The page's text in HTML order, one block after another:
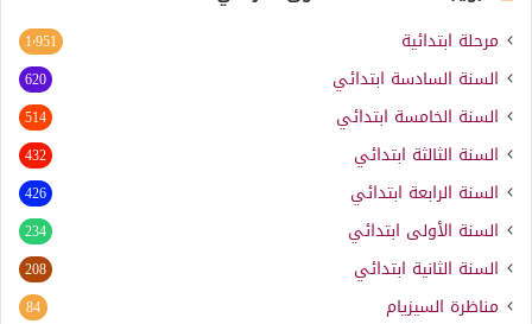
مرحلة ابتدائية 1٬951
السنة السادسة ابتدائي 620
السنة الخامسة ابتدائي 514
السنة الثالثة ابتدائي 432
السنة الرابعة ابتدائي 426
السنة الأولى ابتدائي 234
السنة الثانية ابتدائي 208
مناظرة السيزيام 84